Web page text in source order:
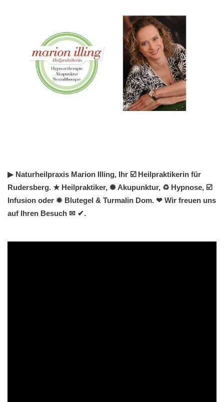
▶︎ Naturheilpraxis Marion Illing, Ihr ☑️ Heilpraktikerin für
Rudersberg. ★ Heilpraktiker, ✺ Akupunktur, ♻ Hypnose, ☑️
Infusion oder ✹ Blutegel & Turmalin Dom. ❤ Wir freuen uns
auf Ihren Besuch ✉ ✔.